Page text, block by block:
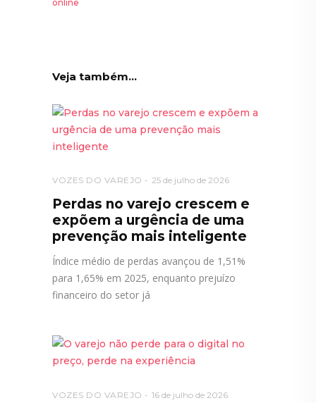
Veja também...
VOZES DO VAREJO 25 de julho de 2026
Perdas no varejo crescem e
expõem a urgência de uma
prevenção mais inteligente
Índice médio de perdas avançou de 1,51%
para 1,65% em 2025, enquanto prejuízo
financeiro do setor já
VOZES DO VAREJO 16 de julho de 2026